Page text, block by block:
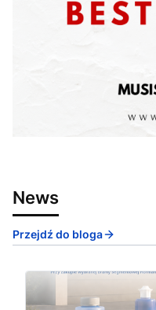
News
Przejdź do bloga